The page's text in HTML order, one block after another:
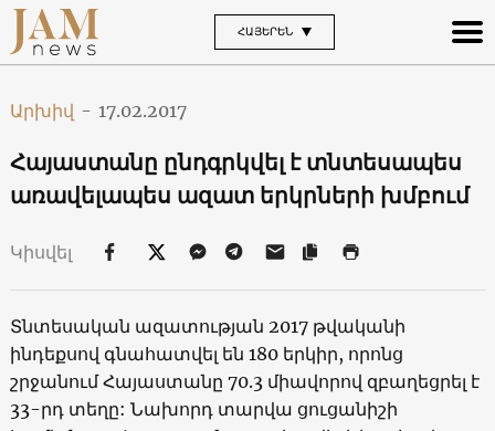
ՀԱՅԵՐԵՆ
Արխիվ - 17.02.2017
Հայաստանը ընդգրկվել է տնտեսապես
առավելապես ազատ երկրների խմբում
Կիսվել
Տնտեսական ազատության 2017 թվականի
ինդեքսով գնահատվել են 180 երկիր, որոնց
շրջանում Հայաստանը 70.3 միավորով զբաղեցրել է
33-րդ տեղը: Նախորդ տարվա ցուցանիշի